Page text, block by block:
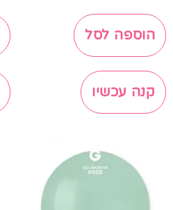
הוספה לסל
קנה עכשיו